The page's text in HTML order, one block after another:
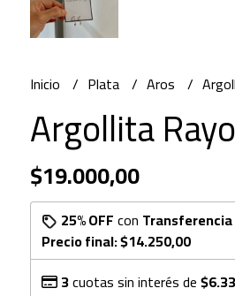
Inicio Plata Aros
Argollita Rayo
$19.000,00
25% OFFcon Transferencia
Precio final:$14.250,00
3cuotas sin interés de